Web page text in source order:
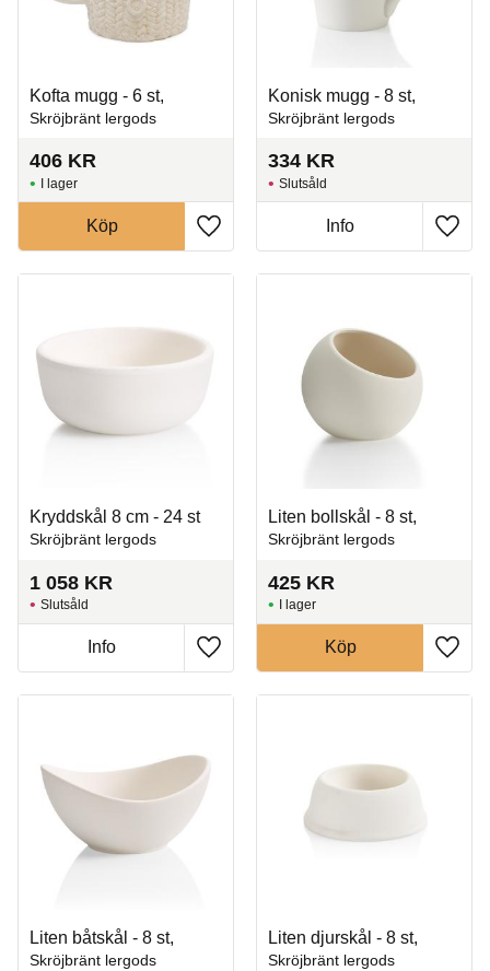
Kofta mugg - 6 st,
Skröjbränt lergods
406 KR
Lägg till i favoriter
I lager
Köp
Konisk mugg - 8 st,
Skröjbränt lergods
334 KR
Lägg
Slutsåld
Info
Kryddskål 8 cm - 24 st
Skröjbränt lergods
1 058 KR
Lägg till i favoriter
Slutsåld
Info
Liten bollskål - 8 st,
Skröjbränt lergods
425 KR
Lägg
I lager
Köp
Liten båtskål - 8 st,
Skröjbränt lergods
Liten djurskål - 8 st,
Skröjbränt lergods